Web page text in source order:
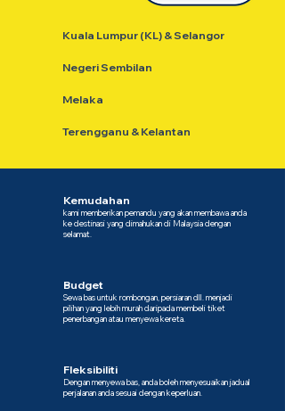
Kuala Lumpur (KL) & Selangor
Negeri Sembilan
Melaka
Terengganu & Kelantan
Kemudahan
kami memberikan pemandu yang akan membawa anda
ke destinasi yang dimahukan di Malaysia dengan
selamat.
Budget
Sewa bas untuk rombongan, persiaran dll. menjadi
pilihan yang lebih murah daripada membeli tiket
penerbangan atau menyewa kereta.
Fleksibiliti
Dengan menyewa bas, anda boleh menyesuaikan jadual
perjalanan anda sesuai dengan keperluan.